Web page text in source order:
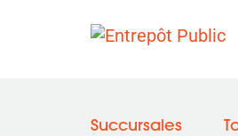
Succursales